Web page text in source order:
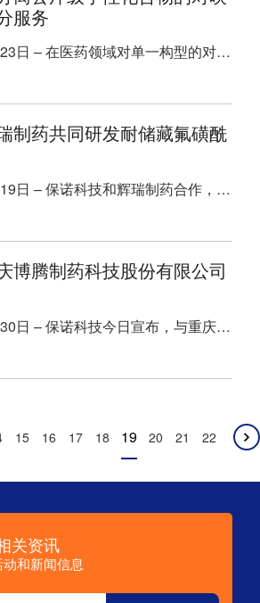
与细胞信号传导（例如，
辅助因子 （例如辅酶A）的一部分
酸由含氮碱基、五碳糖和至少一个
源自缺少磷
服务
日 – 在医药领域对单一构型的对映
求和运用非常广泛。而在业界包
（超临界色谱）色谱方法拆分消
间和成本优势。但是，随着手性化
级升至公斤级，使用SFC或HPLC
异常昂贵，不再可行。基团”，例
用手性
制药共同研发耐储藏氟磺酰
日 – 保诺科技和辉瑞制药合作，共
（乙酰氨基）苯基】-二硫酰亚胺
高分子化学都有广泛应用，但目前
仍旧依赖于使用磺酰氟气体。由于
具有毒性、不稳定性，并需要专门
需要采取额外的安全预防措施，因
价值的官能
博腾制药科技股份有限公司
日 – 保诺科技今日宣布，与重庆博
公司达成战略合作协议；重庆博腾
腾将和保诺合作，利用保诺科技在
、独一无二的技术和专家资源（从
15 16 17 18 19 20 21 22
关资讯
和新闻信息